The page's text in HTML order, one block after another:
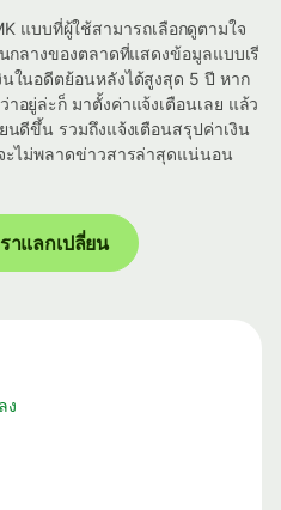
แบบที่ผู้ใช้สามารถเลือกดูตามใจ
กลางของตลาดที่แสดงข้อมูลแบบเรี
ในอดีตย้อนหลังได้สูงสุด 5 ปี หาก
อยู่ล่ะก็ มาตั้งค่าแจ้งเตือนเลย แล้ว
นดีขึ้น รวมถึงแจ้งเตือนสรุปค่าเงิน
ะไม่พลาดข่าวสารล่าสุดแน่นอน
าแลกเปลี่ยน
ง